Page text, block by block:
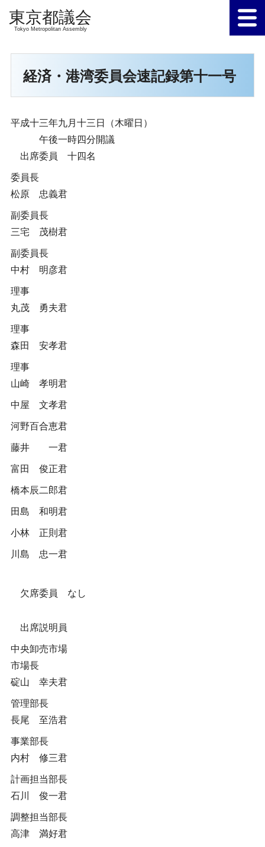
Tokyo Metropolitan Assembly
経済・港湾委員会速記録第十一号
平成十三年九月十三日（木曜日）
午後一時四分開議
出席委員 十四名
委員長
松原 忠義君
副委員長
三宅 茂樹君
副委員長
中村 明彦君
理事
丸茂 勇夫君
理事
森田 安孝君
理事
山崎 孝明君
中屋 文孝君
河野百合恵君
藤井 一君
富田 俊正君
橋本辰二郎君
田島 和明君
小林 正則君
川島 忠一君
欠席委員 なし
出席説明員
中央卸売市場
市場長
碇山 幸夫君
管理部長
長尾 至浩君
事業部長
内村 修三君
計画担当部長
石川 俊一君
調整担当部長
高津 満好君